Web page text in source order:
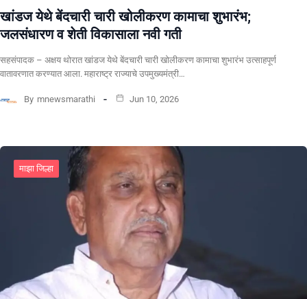
खांडज येथे बेंदचारी चारी खोलीकरण कामाचा शुभारंभ;
जलसंधारण व शेती विकासाला नवी गती
सहसंपादक – अक्षय थोरात खांडज येथे बेंदचारी चारी खोलीकरण कामाचा शुभारंभ उत्साहपूर्ण
वातावरणात करण्यात आला. महाराष्ट्र राज्याचे उपमुख्यमंत्री…
By mnewsmarathi Jun 10, 2026
माझा जिल्हा